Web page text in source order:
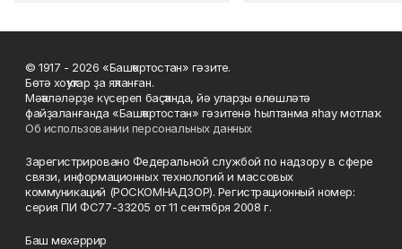
© 1917 - 2026 «Башҡортостан» гәзите.
Бөтә хоҡуҡтар ҙа яҡланған.
Мәҡәләләрҙе күсереп баҫҡанда, йә уларҙы өлөшләтә
файҙаланғанда «Башҡортостан» гәзитенә һылтанма яһау мотлаҡ.
Об использовании персональных данных
Зарегистрировано Федеральной службой по надзору в сфере
связи, информационных технологий и массовых
коммуникаций (РОСКОМНАДЗОР). Регистрационный номер:
серия ПИ ФС77-33205 от 11 сентября 2008 г.
Баш мөхәррир